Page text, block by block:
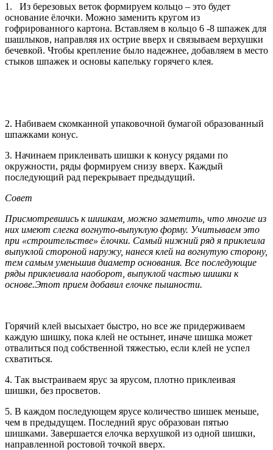
1. Из березовых веток формируем кольцо – это будет
основание ёлочки. Можно заменить кругом из
гофрированного картона. Вставляем в кольцо 6 -8 шпажек для
шашлыков, направляя их острие вверх и связываем верхушки
бечевкой. Чтобы крепление было надежнее, добавляем в место
стыков шпажек и основы капельку горячего клея.
2. Набиваем скомканной упаковочной бумагой образованный
шпажками конус.
3. Начинаем приклеивать шишки к конусу рядами по
окружности, ряды формируем снизу вверх. Каждый
последующий рад перекрывает предыдущий.
Совет
Присмотревшись к шишкам, можно заметить, что многие из
них имеют слегка вогнуто-выпуклую форму. Учитываем это
при «строительстве» ёлочки. Самый нижний ряд я приклеила
выпуклой стороной наружу, нанеся клей на вогнутую сторону,
тем самым уменьшив диаметр основания. Все последующие
ряды приклеивала наоборот, выпуклой частью шишки к
основе.Этот прием добавил елочке пышности.
Горячий клей высыхает быстро, но все же придерживаем
каждую шишку, пока клей не остынет, иначе шишка может
отвалиться под собственной тяжестью, если клей не успел
схватиться.
4. Так выстраиваем ярус за ярусом, плотно приклеивая
шишки, без просветов.
5. В каждом последующем ярусе количество шишек меньше,
чем в предыдущем. Последний ярус образован пятью
шишками. Завершается елочка верхушкой из одной шишки,
направленной ростовой точкой вверх.